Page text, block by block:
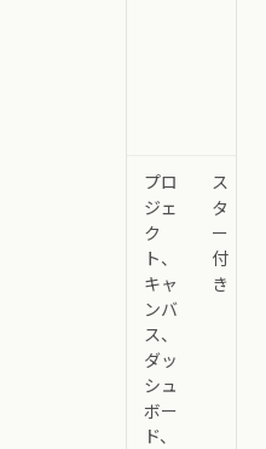
プロ
ジェ
ク
ト、
キャ
ンバ
ス、
ダッ
シュ
ボー
ド、
ス
タ
ー
付
き